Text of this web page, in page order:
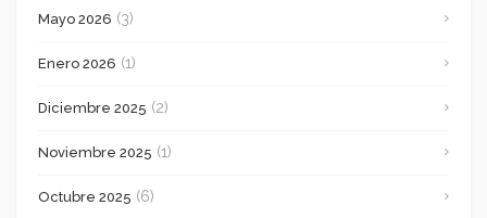
Mayo 2026 (3)
Enero 2026 (1)
Diciembre 2025 (2)
Noviembre 2025 (1)
Octubre 2025 (6)